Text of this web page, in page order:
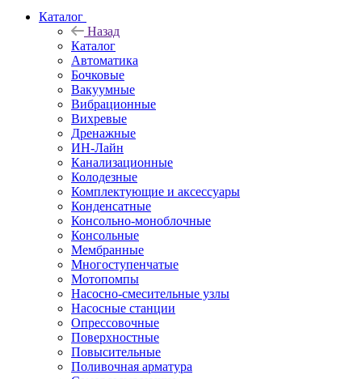
Каталог
Назад
Каталог
Автоматика
Бочковые
Вакуумные
Вибрационные
Вихревые
Дренажные
ИН-Лайн
Канализационные
Колодезные
Комплектующие и аксессуары
Конденсатные
Консольно-моноблочные
Консольные
Мембранные
Многоступенчатые
Мотопомпы
Насосно-смесительные узлы
Насосные станции
Опрессовочные
Поверхностные
Повысительные
Поливочная арматура